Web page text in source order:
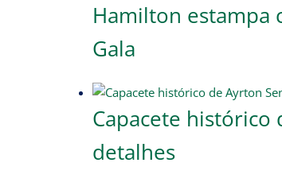
Hamilton estampa
Gala
Capacete histórico
detalhes